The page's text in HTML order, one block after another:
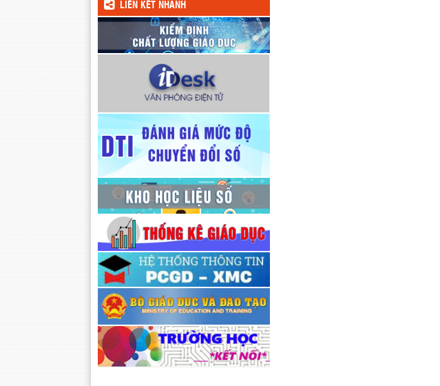
LIÊN KẾT NHANH